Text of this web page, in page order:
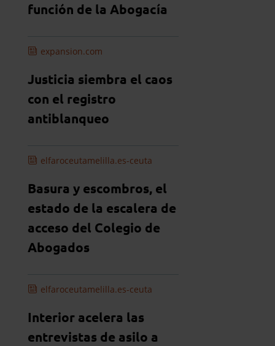
función de la Abogacía
expansion.com
Justicia siembra el caos
con el registro
antiblanqueo
elfaroceutamelilla.es-ceuta
Basura y escombros, el
estado de la escalera de
acceso del Colegio de
Abogados
elfaroceutamelilla.es-ceuta
Interior acelera las
entrevistas de asilo a